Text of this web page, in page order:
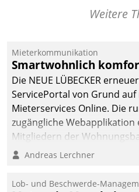
profitieren: Die nahtlose
Datatrain ermöglicht
automatisiert ausgelöste,
zielgerichtete
Mieterbefragungen – eine
starke Grundlage für
intelligente,
Entscheidungen.
Weitere
Mieterkommunikation
Smartwohnlich
Die NEUE LÜBECKER
ServicePortal von Grund
Mieterservices Online. Die
zugängliche
Mitgliedern der
Kontaktaufnahme per
Andreas Lerchner
Lob- und Beschwerde-